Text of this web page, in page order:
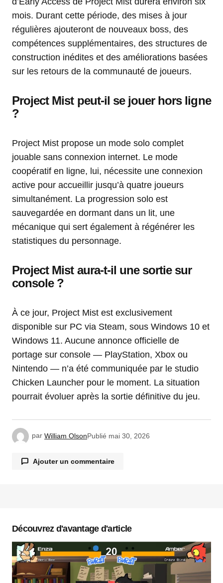
mois. Durant cette période, des mises à jour
régulières ajouteront de nouveaux boss, des
compétences supplémentaires, des structures de
construction inédites et des améliorations basées
sur les retours de la communauté de joueurs.
Project Mist peut-il se jouer hors ligne
?
Project Mist propose un mode solo complet
jouable sans connexion internet. Le mode
coopératif en ligne, lui, nécessite une connexion
active pour accueillir jusqu’à quatre joueurs
simultanément. La progression solo est
sauvegardée en dormant dans un lit, une
mécanique qui sert également à régénérer les
statistiques du personnage.
Project Mist aura-t-il une sortie sur
console ?
À ce jour, Project Mist est exclusivement
disponible sur PC via Steam, sous Windows 10 et
Windows 11. Aucune annonce officielle de
portage sur console — PlayStation, Xbox ou
Nintendo — n’a été communiquée par le studio
Chicken Launcher pour le moment. La situation
pourrait évoluer après la sortie définitive du jeu.
par William OlsonPublié mai 30, 2026
Ajouter un commentaire
Commentaire*
Découvrez d'avantage d'article